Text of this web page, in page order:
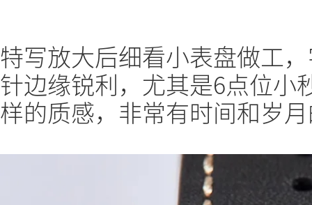
特写放大后细看小表盘做工
针边缘锐利，尤其是6点位小
样的质感，非常有时间和岁